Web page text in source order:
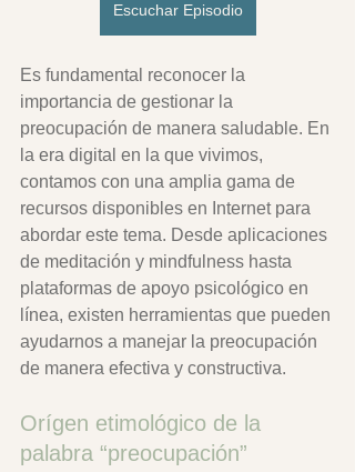
Escuchar Episodio
Es fundamental reconocer la
importancia de gestionar la
preocupación de manera saludable. En
la era digital en la que vivimos,
contamos con una amplia gama de
recursos disponibles en Internet para
abordar este tema. Desde aplicaciones
de meditación y mindfulness hasta
plataformas de apoyo psicológico en
línea, existen herramientas que pueden
ayudarnos a manejar la preocupación
de manera efectiva y constructiva.
Orígen etimológico de la
palabra “preocupación”